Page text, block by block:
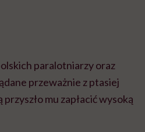
paralotniarzy oraz
przeważnie z ptasiej
mu zapłacić wysoką